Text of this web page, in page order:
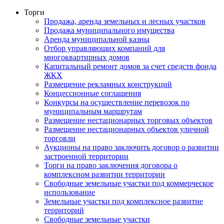
Торги
Продажа, аренда земельных и лесных участков
Продажа муниципального имущества
Аренда муниципальной казны
Отбор управляющих компаний для
многоквартирных домов
Капитальный ремонт домов за счет средств фонда
ЖКХ
Размещение рекламных конструкций
Концессионные соглашения
Конкурсы на осуществление перевозок по
муниципальным маршрутам
Размещение нестационарных торговых объектов
Размещение нестационарных объектов уличной
торговли
Аукционы на право заключить договор о развитии
застроенной территории
Торги на право заключения договора о
комплексном развитии территории
Свободные земельные участки под коммерческое
использование
Земельные участки под комплексное развитие
территорий
Свободные земельные участки